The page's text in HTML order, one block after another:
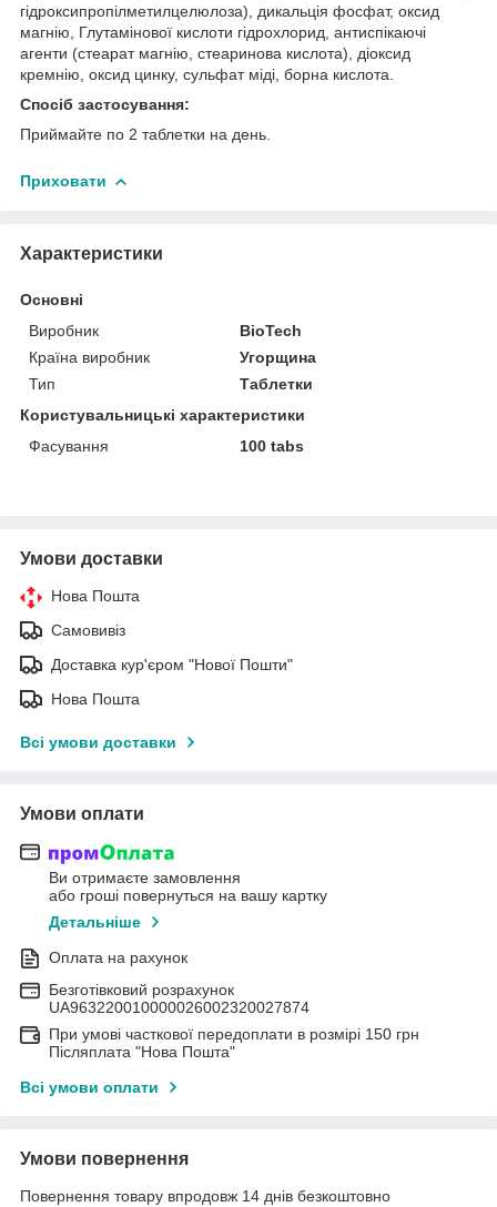
гідроксипропілметилцелюлоза), дикальція фосфат, оксид
магнію, Глутамінової кислоти гідрохлорид, антиспікаючі
агенти (стеарат магнію, стеаринова кислота), діоксид
кремнію, оксид цинку, сульфат міді, борна кислота.
Спосіб застосування:
Приймайте по 2 таблетки на день.
Приховати
Характеристики
Основні
Виробник
BioTech
Країна виробник
Угорщина
Тип
Таблетки
Користувальницькі характеристики
Фасування
100 tabs
Умови доставки
Нова Пошта
Самовивіз
Доставка кур'єром "Нової Пошти"
Нова Пошта
Всі умови доставки
Умови оплати
Ви отримаєте замовлення
або гроші повернуться на вашу картку
Детальніше
Оплата на рахунок
Безготівковий розрахунок
UA963220010000026002320027874
При умові часткової передоплати в розмірі 150 грн
Післяплата "Нова Пошта"
Всі умови оплати
Умови повернення
Повернення товару впродовж 14 днів безкоштовно